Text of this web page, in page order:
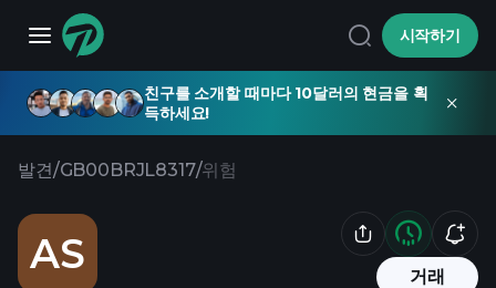
시작하기
친구를 소개할 때마다 10달러의 현금을 획
득하세요!
발견/GB00BRJL8317/위험
AS 거래